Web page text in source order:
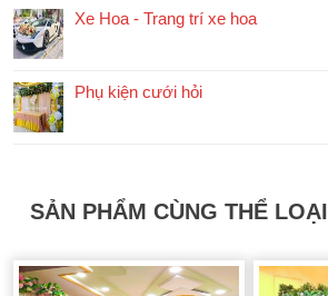
Xe Hoa - Trang trí xe hoa
Phụ kiện cưới hỏi
SẢN PHẨM CÙNG THỂ LOẠI